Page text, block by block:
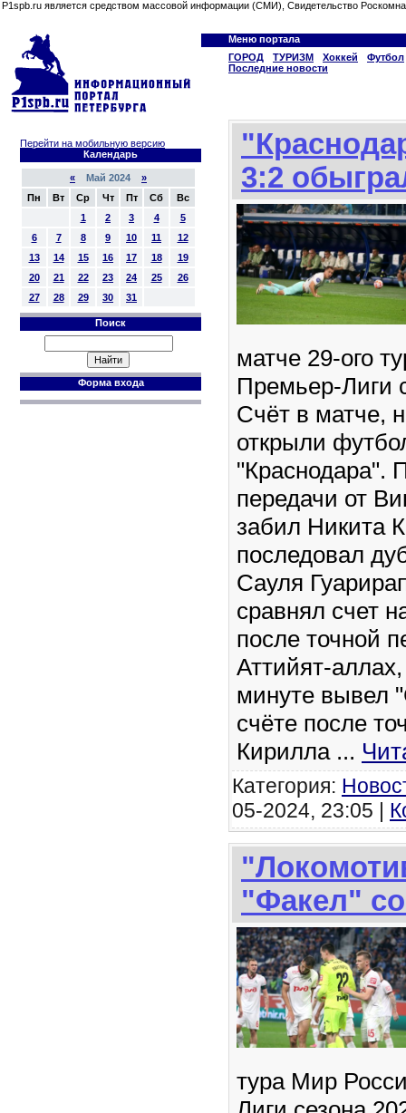
P1spb.ru является средством массовой информации (СМИ), Свидетельство
Меню портала
ГОРОД
ТУРИЗМ Хоккей
Футбол
Последние новости
Перейти на мобильную версию
Календарь
« Май 2024 »
Пн
Вт Ср Чт Пт Сб
Вс
1
2 3 4
5
6
7 8 9 10 11
12
13
14 15 16 17 18
19
20
21 22 23 24 25
26
27
28 29 30 31
Поиск
Форма входа
3:2
матче 29-ого
Премьер-Лиги
Счёт в матче,
открыли
"Краснодара".
передачи от
забил Никита
последовал
Сауля
сравнял счет
после точной
Аттийят-
минуте вывел
счёте после
Кирилла ...
Категория:
05-2024, 23:05 |
"Факел"
тура Мир